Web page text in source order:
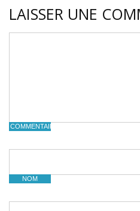
LAISSER UNE
COMMENTAIRE
NOM